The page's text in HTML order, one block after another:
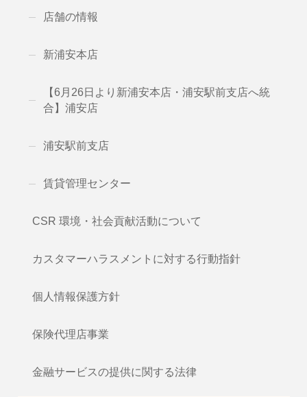
店舗の情報
新浦安本店
【6月26日より新浦安本店・浦安駅前支店へ統
合】浦安店
浦安駅前支店
賃貸管理センター
CSR 環境・社会貢献活動について
カスタマーハラスメントに対する行動指針
個人情報保護方針
保険代理店事業
金融サービスの提供に関する法律